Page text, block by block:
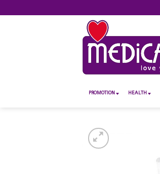
to
PROMOTION HEALTH